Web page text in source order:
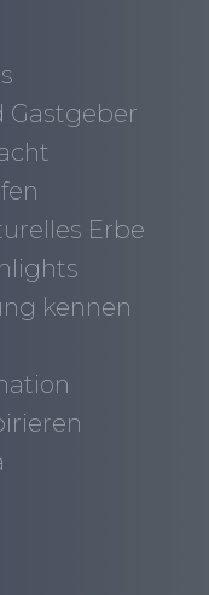
Gastgeber
Erbe
kennen